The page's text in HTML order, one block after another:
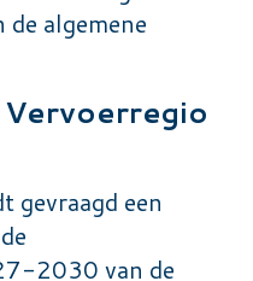
de algemene
gevraagd een
2030 van de